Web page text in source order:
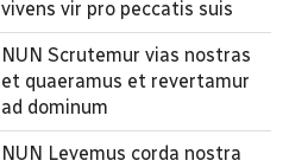
vivens vir pro peccatis suis
NUN Scrutemur vias nostras
et quaeramus et revertamur
ad dominum
NUN Levemus corda nostra